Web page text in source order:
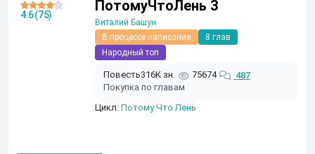
ПотомуЧтоЛень 3
Виталий Башун
В процессе написания
8 глав
Народный топ
Повесть316K зн. 75674
487
Покупка по главам
Цикл: Потому Что Лень
4.6 (75)